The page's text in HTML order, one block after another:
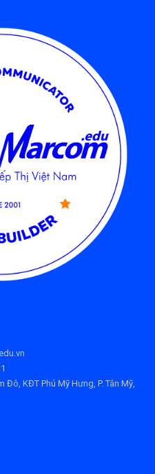
Đô, KĐT Phú Mỹ Hưng, P. Tân Mỹ,